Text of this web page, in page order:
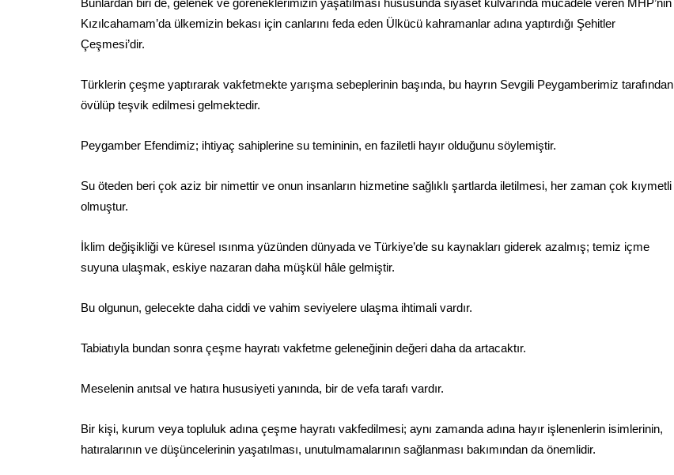
Kızılcahamam’da ülkemizin bekası için canlarını feda eden Ülkücü kahramanlar adına yaptırdığı Şehitler
Çeşmesi’dir.
Türklerin çeşme yaptırarak vakfetmekte yarışma sebeplerinin başında, bu hayrın Sevgili Peygamberimiz tarafından
övülüp teşvik edilmesi gelmektedir.
Peygamber Efendimiz; ihtiyaç sahiplerine su temininin, en faziletli hayır olduğunu söylemiştir.
Su öteden beri çok aziz bir nimettir ve onun insanların hizmetine sağlıklı şartlarda iletilmesi, her zaman çok kıymetli
olmuştur.
İklim değişikliği ve küresel ısınma yüzünden dünyada ve Türkiye’de su kaynakları giderek azalmış; temiz içme
suyuna ulaşmak, eskiye nazaran daha müşkül hâle gelmiştir.
Bu olgunun, gelecekte daha ciddi ve vahim seviyelere ulaşma ihtimali vardır.
Tabiatıyla bundan sonra çeşme hayratı vakfetme geleneğinin değeri daha da artacaktır.
Meselenin anıtsal ve hatıra hususiyeti yanında, bir de vefa tarafı vardır.
Bir kişi, kurum veya topluluk adına çeşme hayratı vakfedilmesi; aynı zamanda adına hayır işlenenlerin isimlerinin,
hatıralarının ve düşüncelerinin yaşatılması, unutulmamalarının sağlanması bakımından da önemlidir.